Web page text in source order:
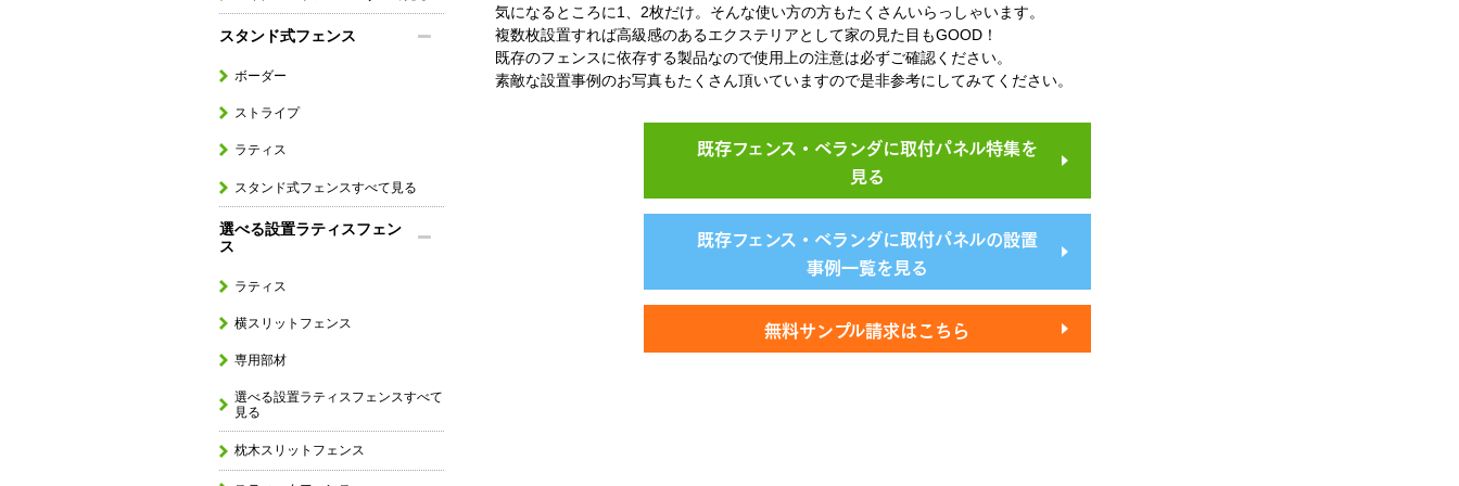
スタンド式フェンス
ボーダー
ストライプ
ラティス
スタンド式フェンスすべて見る
選べる設置ラティスフェン
ス
ラティス
横スリットフェンス
専用部材
選べる設置ラティスフェンスすべて
見る
枕木スリットフェンス
気になるところに1、2枚だけ。そんな使い方の方もたくさんいらっしゃいます。
複数枚設置すれば高級感のあるエクステリアとして家の見た目もGOOD！
既存のフェンスに依存する製品なので使用上の注意は必ずご確認ください。
素敵な設置事例のお写真もたくさん頂いていますので是非参考にしてみてください。
既存フェンス・ベランダに取付パネル特集を
見る
既存フェンス・ベランダに取付パネルの設置
事例一覧を見る
無料サンプル請求はこちら